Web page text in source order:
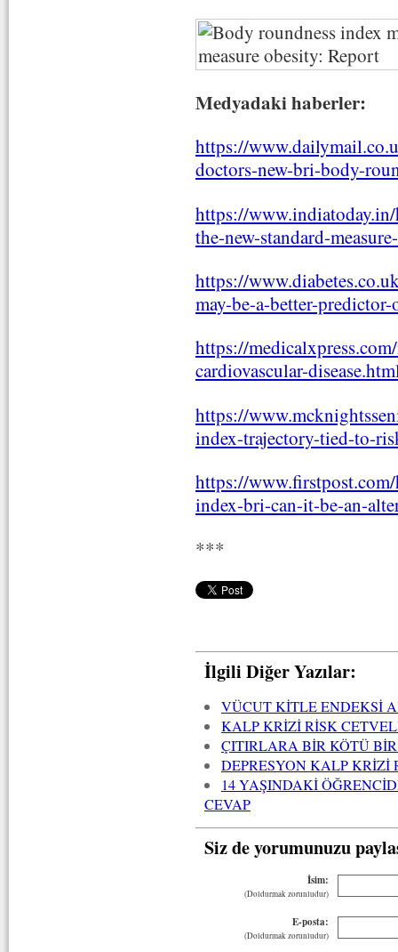
Medyadaki haberler:
https://
doctors-new-bri-body-
https://
the-new-standard-
https://
may-be-a-better-
https://
cardiovascular-
https://
index-trajectory-tied-to-
https://
index-bri-can-it-be-an-
***
İlgili Diğer Yazılar:
VÜCUT KİTLE ENDEKSİ
KALP KRİZİ RİSK
ÇITIRLARA BİR KÖTÜ
DEPRESYON KALP KRİZİ
14 YAŞINDAKİ
CEVAP
Siz de yorumunuzu
İsim:
(Doldurmak zorunludur)
E-posta:
(Doldurmak zorunludur)